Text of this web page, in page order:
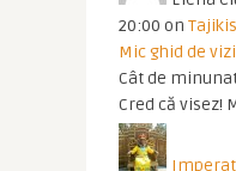
20:00 on
Mic ghid de
Cât de
Cred că visez!